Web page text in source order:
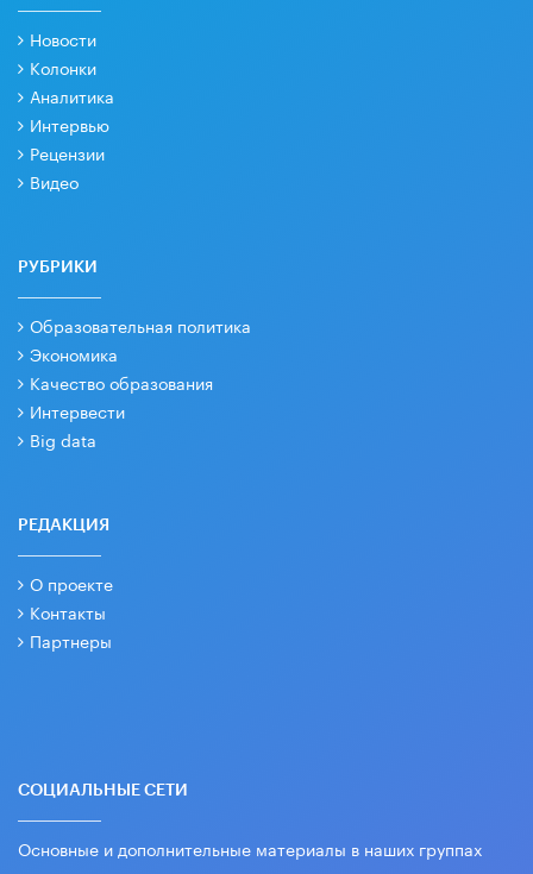
Новости
Колонки
Аналитика
Интервью
Рецензии
Видео
РУБРИКИ
Образовательная политика
Экономика
Качество образования
Интервести
Big data
РЕДАКЦИЯ
О проекте
Контакты
Партнеры
СОЦИАЛЬНЫЕ СЕТИ
Основные и дополнительные материалы в наших группах